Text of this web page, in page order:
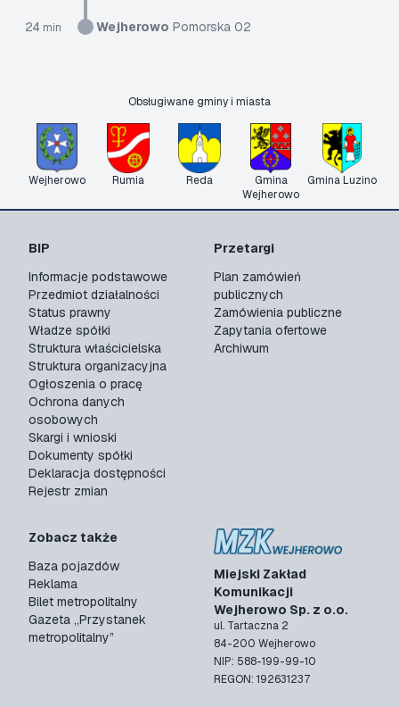
24 min Wejherowo Pomorska 02
Obsługiwane gminy i miasta
Wejherowo Rumia Reda
Gmina
Wejherowo
Gmina Luzino
Miejski Zakład
Komunikacji
Wejherowo Sp. z o.o.
ul. Tartaczna 2
84-200 Wejherowo
NIP: 588-199-99-10
REGON: 192631237
BIP
Informacje podstawowe
Przedmiot działalności
Status prawny
Władze spółki
Struktura właścicielska
Struktura organizacyjna
Ogłoszenia o pracę
Ochrona danych
osobowych
Skargi i wnioski
Dokumenty spółki
Deklaracja dostępności
Rejestr zmian
Przetargi
Plan zamówień
publicznych
Zamówienia publiczne
Zapytania ofertowe
Archiwum
Zobacz także
Baza pojazdów
Reklama
Bilet metropolitalny
Gazeta „Przystanek
metropolitalny”